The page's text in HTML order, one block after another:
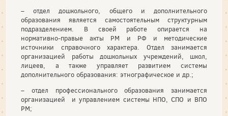
– отдел дошкольного, общего и дополнительного
образования является самостоятельным структурным
подразделением. В своей работе опирается на
нормативно-правые акты РМ и РФ и методические
источники справочного характера. Отдел занимается
организацией работы дошкольных учреждений, школ,
лицеев, а также управляет развитием системы
дополнительного образования: этнографическое и др.;
– отдел профессионального образования занимается
организацией и управлением системы НПО, СПО и ВПО
РМ;